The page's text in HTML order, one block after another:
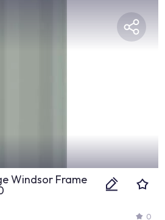
Windsor Frame
0